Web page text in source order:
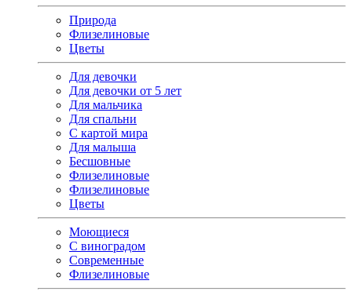
Природа
Флизелиновые
Цветы
Для девочки
Для девочки от 5 лет
Для мальчика
Для спальни
С картой мира
Для малыша
Бесшовные
Флизелиновые
Флизелиновые
Цветы
Моющиеся
С виноградом
Современные
Флизелиновые